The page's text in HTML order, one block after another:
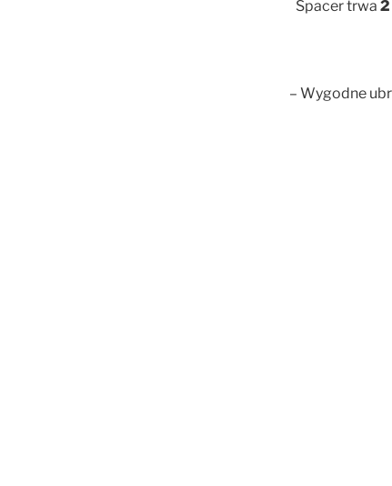
Spacer trwa 2
– Wygodne